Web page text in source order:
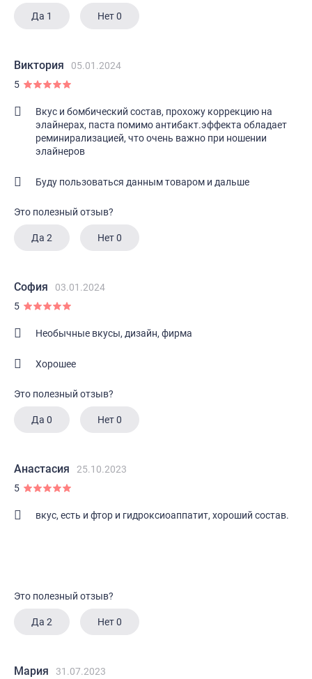
Да 1 Нет0
Виктория
05.01.2024
5
Вкус и бомбический состав, прохожу коррекцию на
элайнерах, паста помимо антибакт.эффекта обладает
реминирализацией, что очень важно при ношении
элайнеров
Буду пользоваться данным товаром и дальше
Это полезный отзыв?
Да 2 Нет0
София
03.01.2024
5
Необычные вкусы, дизайн, фирма
Хорошее
Это полезный отзыв?
Да 0 Нет0
Анастасия
25.10.2023
5
вкус, есть и фтор и гидроксиоаппатит, хороший состав.
Это полезный отзыв?
Да 2 Нет0
Мария
31.07.2023